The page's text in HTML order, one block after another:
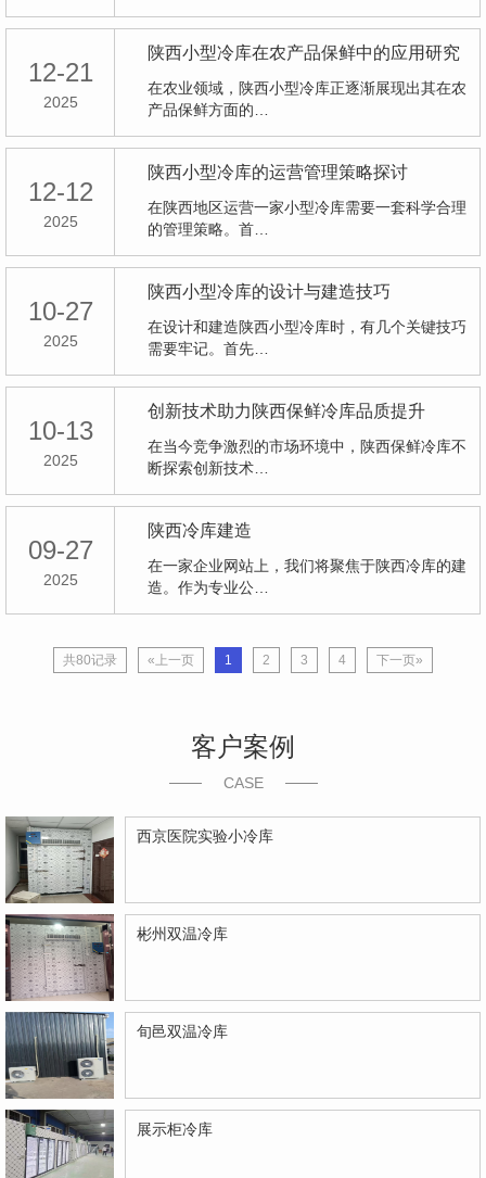
12-21
2025
陕西小型冷库在农产品保鲜中的应用研究
在农业领域，陕西小型冷库正逐渐展现出其在农
产品保鲜方面的…
12-12
2025
陕西小型冷库的运营管理策略探讨
在陕西地区运营一家小型冷库需要一套科学合理
的管理策略。首…
10-27
2025
陕西小型冷库的设计与建造技巧
在设计和建造陕西小型冷库时，有几个关键技巧
需要牢记。首先…
10-13
2025
创新技术助力陕西保鲜冷库品质提升
在当今竞争激烈的市场环境中，陕西保鲜冷库不
断探索创新技术…
09-27
2025
陕西冷库建造
在一家企业网站上，我们将聚焦于陕西冷库的建
造。作为专业公…
共80记录 «上一页 1 2 3 4 下一页»
客户案例
CASE
西京医院实验小冷库
彬州双温冷库
旬邑双温冷库
展示柜冷库